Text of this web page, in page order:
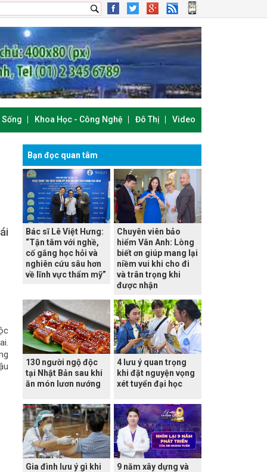
Khoa Học - Công Nghệ Đô Thị Video
Bạn đọc quan tâm
Bác sĩ Lê Việt Hưng:
“Tận tâm với nghề,
cố gắng học hỏi và
nghiên cứu sâu hơn
về lĩnh vực thẩm mỹ”
Chuyên viên bảo
hiểm Vân Anh: Lòng
biết ơn giúp mang lại
niềm vui khi cho đi
và trân trọng khi
được nhận
130 người ngộ độc
tại Nhật Bản sau khi
ăn món lươn nướng
4 lưu ý quan trọng
khi đặt nguyện vọng
xét tuyển đại học
Gia đình lưu ý gì khi
9 năm xây dựng và